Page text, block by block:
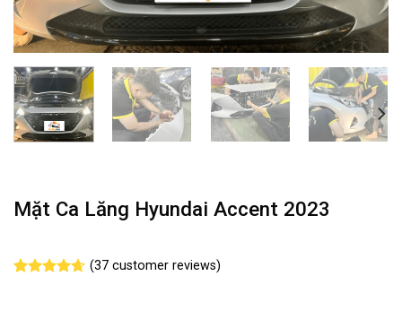
Mặt Ca Lăng Hyundai Accent 2023
(37customer reviews)